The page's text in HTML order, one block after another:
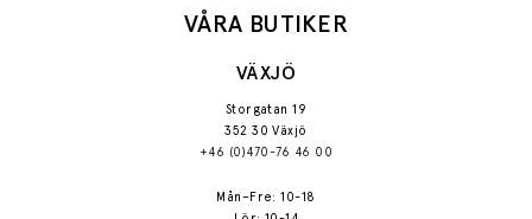
VÅRA BUTIKER
VÄXJÖ
Storgatan 19
352 30 Växjö
+46 (0)470-76 46 00
Mån–Fre: 10-18